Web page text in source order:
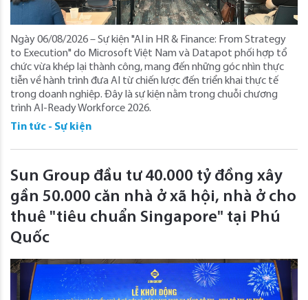
Ngày 06/08/2026 – Sự kiện "AI in HR & Finance: From Strategy
to Execution" do Microsoft Việt Nam và Datapot phối hợp tổ
chức vừa khép lại thành công, mang đến những góc nhìn thực
tiễn về hành trình đưa AI từ chiến lược đến triển khai thực tế
trong doanh nghiệp. Đây là sự kiện nằm trong chuỗi chương
trình AI-Ready Workforce 2026.
Tin tức - Sự kiện
Sun Group đầu tư 40.000 tỷ đồng xây
gần 50.000 căn nhà ở xã hội, nhà ở cho
thuê "tiêu chuẩn Singapore" tại Phú
Quốc